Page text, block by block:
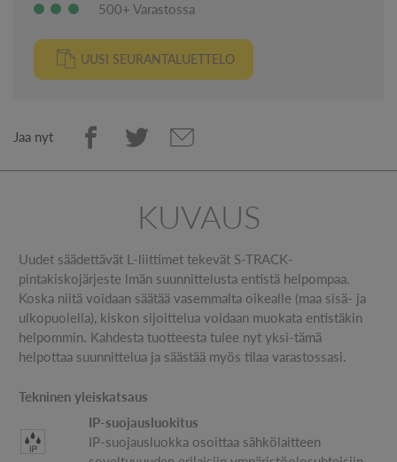
500+ Varastossa
UUSI SEURANTALUETTELO
Jaa nyt
KUVAUS
Uudet säädettävät L-liittimet tekevät S-TRACK-
pintakiskojärjeste lmän suunnittelusta entistä helpompaa.
Koska niitä voidaan säätää vasemmalta oikealle (maa sisä- ja
ulkopuolella), kiskon sijoittelua voidaan muokata entistäkin
helpommin. Kahdesta tuotteesta tulee nyt yksi-tämä
helpottaa suunnittelua ja säästää myös tilaa varastossasi.
Tekninen yleiskatsaus
IP-suojausluokitus
IP-suojausluokka osoittaa sähkölaitteen